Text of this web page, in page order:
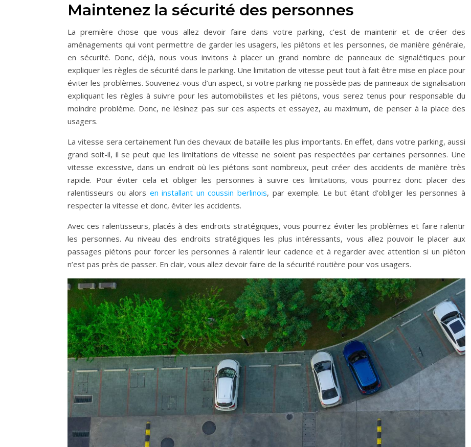
Maintenez la sécurité des personnes
La première chose que vous allez devoir faire dans votre parking, c’est de maintenir et de créer des
aménagements qui vont permettre de garder les usagers, les piétons et les personnes, de manière générale,
en sécurité. Donc, déjà, nous vous invitons à placer un grand nombre de panneaux de signalétiques pour
expliquer les règles de sécurité dans le parking. Une limitation de vitesse peut tout à fait être mise en place pour
éviter les problèmes. Souvenez-vous d’un aspect, si votre parking ne possède pas de panneaux de signalisation
expliquant les règles à suivre pour les automobilistes et les piétons, vous serez tenus pour responsable du
moindre problème. Donc, ne lésinez pas sur ces aspects et essayez, au maximum, de penser à la place des
usagers.
La vitesse sera certainement l’un des chevaux de bataille les plus importants. En effet, dans votre parking, aussi
grand soit-il, il se peut que les limitations de vitesse ne soient pas respectées par certaines personnes. Une
vitesse excessive, dans un endroit où les piétons sont nombreux, peut créer des accidents de manière très
rapide. Pour éviter cela et obliger les personnes à suivre ces limitations, vous pourrez donc placer des
ralentisseurs ou alors en installant un coussin berlinois, par exemple. Le but étant d’obliger les personnes à
respecter la vitesse et donc, éviter les accidents.
Avec ces ralentisseurs, placés à des endroits stratégiques, vous pourrez éviter les problèmes et faire ralentir
les personnes. Au niveau des endroits stratégiques les plus intéressants, vous allez pouvoir le placer aux
passages piétons pour forcer les personnes à ralentir leur cadence et à regarder avec attention si un piéton
n’est pas près de passer. En clair, vous allez devoir faire de la sécurité routière pour vos usagers.